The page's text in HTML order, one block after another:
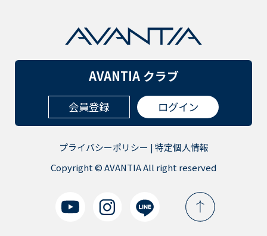
AVANTIA クラブ
会員登録 ログイン
プライバシーポリシー |特定個人情報
Copyright © AVANTIA All right reserved